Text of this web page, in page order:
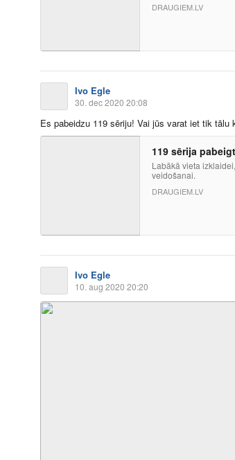
DRAUGIEM.LV
Ivo Egle
30. dec 2020 20:08
Es pabeidzu 119 sēriju! Vai jūs varat iet tik tālu
119 sērija
Labākā vieta
veidošanai.
DRAUGIEM.LV
Ivo Egle
10. aug 2020 20:20